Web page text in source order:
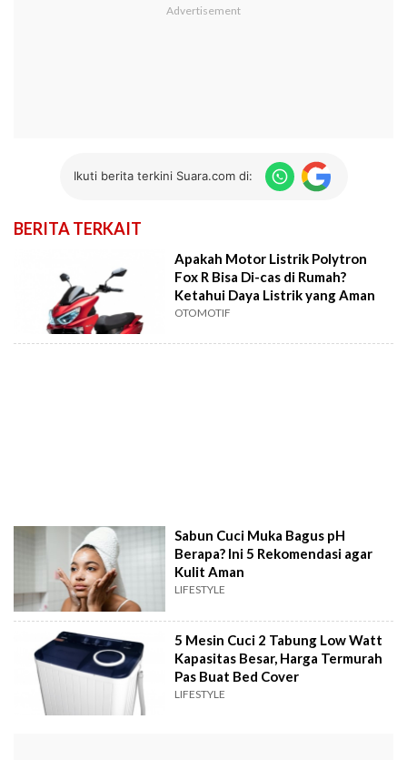
Ikuti berita terkini Suara.com di:
BERITA TERKAIT
Apakah Motor Listrik Polytron
Fox R Bisa Di-cas di Rumah?
Ketahui Daya Listrik yang Aman
OTOMOTIF
Sabun Cuci Muka Bagus pH
Berapa? Ini 5 Rekomendasi agar
Kulit Aman
LIFESTYLE
5 Mesin Cuci 2 Tabung Low Watt
Kapasitas Besar, Harga Termurah
Pas Buat Bed Cover
LIFESTYLE